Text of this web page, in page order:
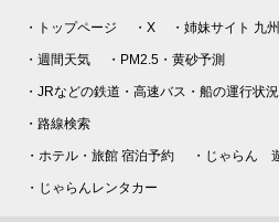
・トップページ ・X ・姉妹サイト 九
・週間天気 ・PM2.5・黄砂予測
・JRなどの鉄道・高速バス・船の運行状況
・路線検索
・ホテル・旅館 宿泊予約 ・じゃらん
・じゃらんレンタカー